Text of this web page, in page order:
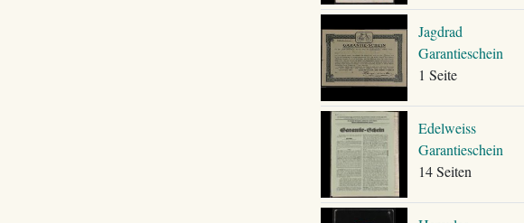
Jagdrad
Garantieschein
1 Seite
Edelweiss
Garantieschein
14 Seiten